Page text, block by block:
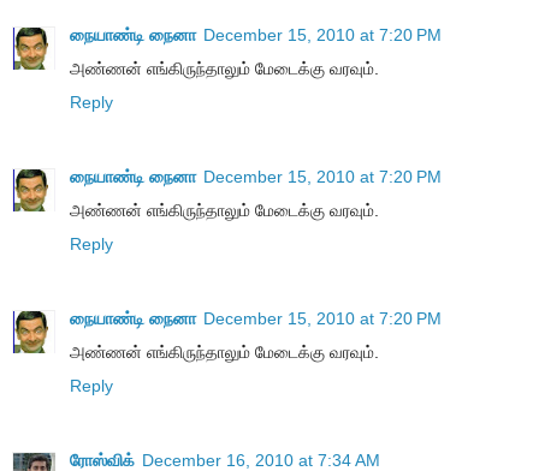
நையாண்டி நைனா December 15, 2010 at 7:20 PM
அண்ணன் எங்கிருந்தாலும் மேடைக்கு வரவும்.
Reply
நையாண்டி நைனா December 15, 2010 at 7:20 PM
அண்ணன் எங்கிருந்தாலும் மேடைக்கு வரவும்.
Reply
நையாண்டி நைனா December 15, 2010 at 7:20 PM
அண்ணன் எங்கிருந்தாலும் மேடைக்கு வரவும்.
Reply
ரோஸ்விக் December 16, 2010 at 7:34 AM